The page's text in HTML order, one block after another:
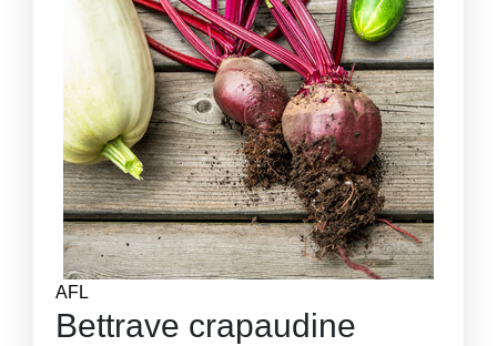
AFL
Bettrave crapaudine